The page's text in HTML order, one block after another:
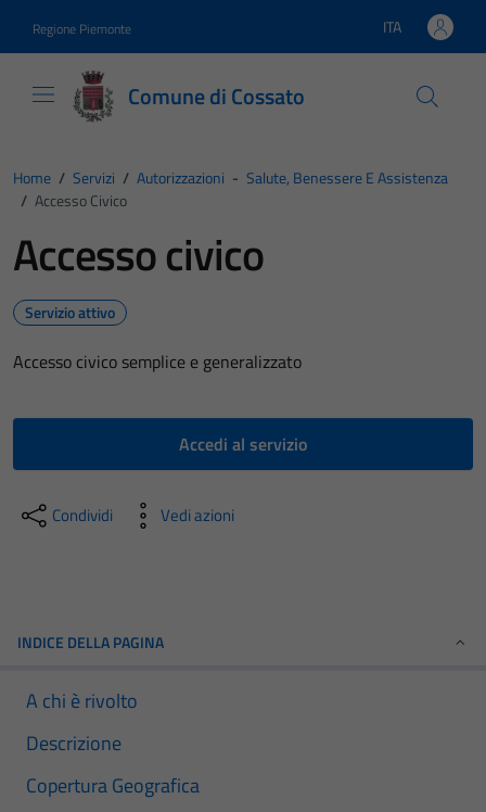
Regione Piemonte Lingua attiva:
ITA
Comune di Cossato
Home / Servizi / Autorizzazioni - Salute, Benessere E Assistenza
/ Accesso Civico
Accesso civico
Servizio attivo
Accesso civico semplice e generalizzato
Accedi al servizio
Condividi Vedi azioni
INDICE DELLA PAGINA
A chi è rivolto
Descrizione
Copertura Geografica